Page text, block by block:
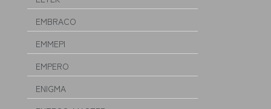
EMBRACO
EMMEPI
EMPERO
ENIGMA